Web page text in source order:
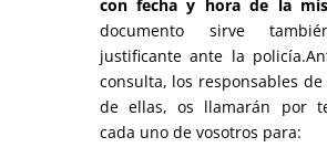
con fecha y hora de la
documento sirve
justificante ante la
consulta, los responsables de
de ellas, os llamarán por
cada uno de vosotros para: